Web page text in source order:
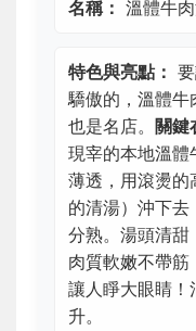
名稱： 溫體牛
特色與亮點：
驕傲的，溫體牛
也是名店。 關鍵
現宰的本地溫體
薄透，用滾燙的
的清湯）沖下
分熟。湯頭清甜
肉質軟嫩不帶
讓人睜大眼睛！
升。